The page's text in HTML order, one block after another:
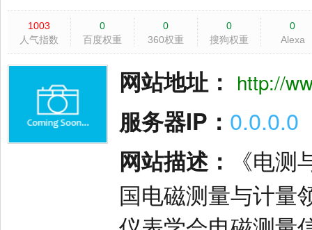
1003
人气指数
0
百度权重
0
360权重
0
搜狗权重
0
Alexa
网站地址： http://
服务器IP： 0.0.0.0
网站描述：
《电
国电磁测量与计量